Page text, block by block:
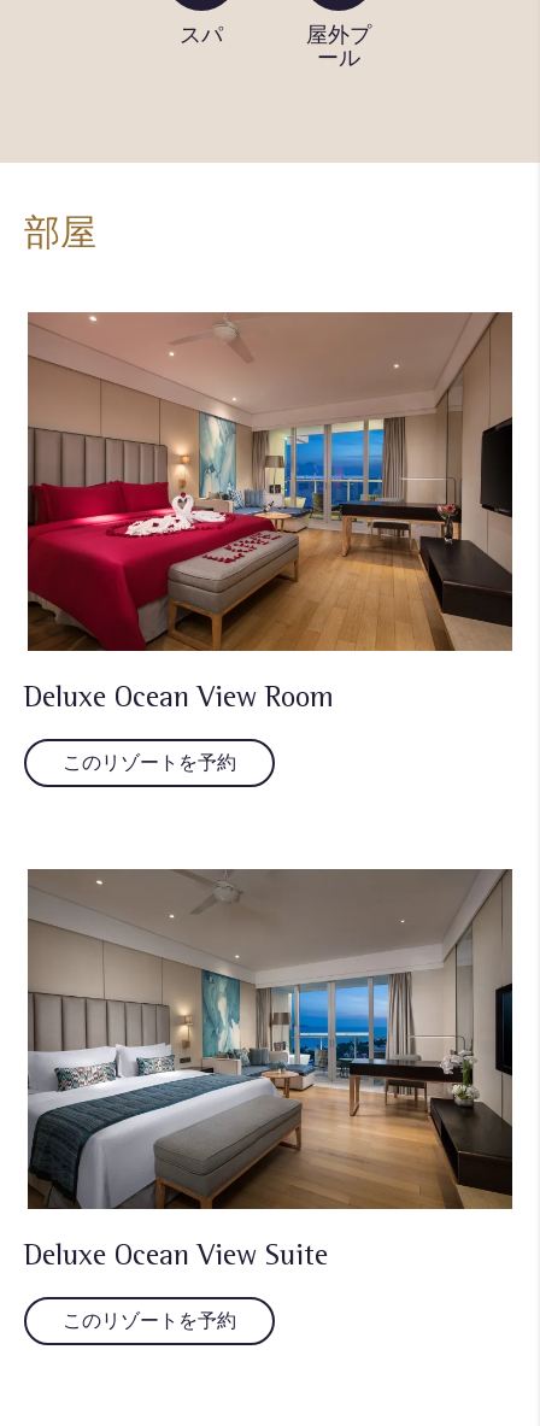
スパ
屋外プ
ール
部屋
Deluxe Ocean View Room
このリゾートを予約
Deluxe Ocean View Suite
このリゾートを予約